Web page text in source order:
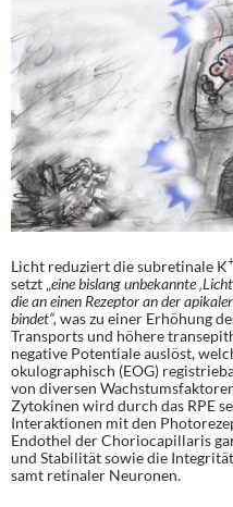
Licht reduziert die subretinale K+
setzt „eine bislang unbekannte
die an einen Rezeptor an der
bindet“, was zu einer Erhöhung
Transports und höhere
negative Potentiale auslöst,
okulographisch (EOG)
von diversen
Zytokinen wird durch das RPE
Interaktionen mit den
Endothel der Choriocapillaris
und Stabilität sowie die
samt retinaler Neuronen.